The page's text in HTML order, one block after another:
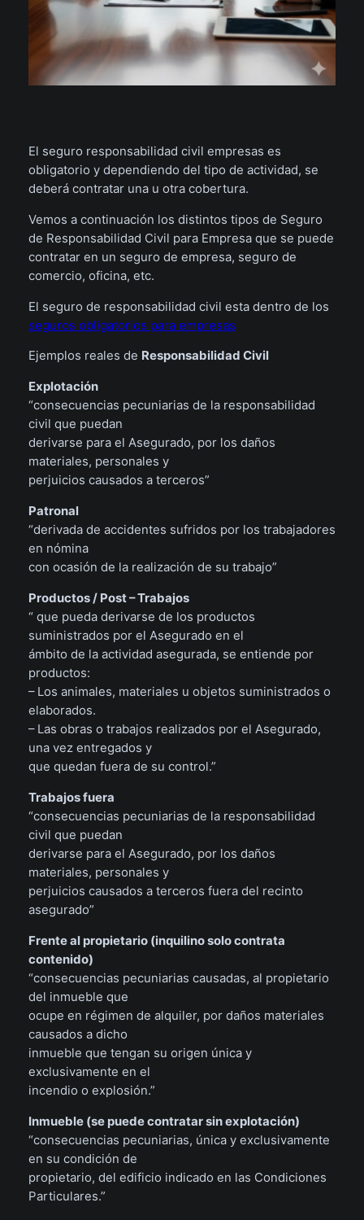
El seguro responsabilidad civil empresas es
obligatorio y dependiendo del tipo de actividad, se
deberá contratar una u otra cobertura.
Vemos a continuación los distintos tipos de Seguro
de Responsabilidad Civil para Empresa que se puede
contratar en un seguro de empresa, seguro de
comercio, oficina, etc.
El seguro de responsabilidad civil esta dentro de los
seguros obligatorios para empresas
Ejemplos reales de Responsabilidad Civil
Explotación
“consecuencias pecuniarias de la responsabilidad
civil que puedan
derivarse para el Asegurado, por los daños
materiales, personales y
perjuicios causados a terceros”
Patronal
“derivada de accidentes sufridos por los trabajadores
en nómina
con ocasión de la realización de su trabajo”
Productos / Post – Trabajos
“ que pueda derivarse de los productos
suministrados por el Asegurado en el
ámbito de la actividad asegurada, se entiende por
productos:
– Los animales, materiales u objetos suministrados o
elaborados.
– Las obras o trabajos realizados por el Asegurado,
una vez entregados y
que quedan fuera de su control.”
Trabajos fuera
“consecuencias pecuniarias de la responsabilidad
civil que puedan
derivarse para el Asegurado, por los daños
materiales, personales y
perjuicios causados a terceros fuera del recinto
asegurado”
Frente al propietario (inquilino solo contrata
contenido)
“consecuencias pecuniarias causadas, al propietario
del inmueble que
ocupe en régimen de alquiler, por daños materiales
causados a dicho
inmueble que tengan su origen única y
exclusivamente en el
incendio o explosión.”
Inmueble (se puede contratar sin explotación)
“consecuencias pecuniarias, única y exclusivamente
en su condición de
propietario, del edificio indicado en las Condiciones
Particulares.”